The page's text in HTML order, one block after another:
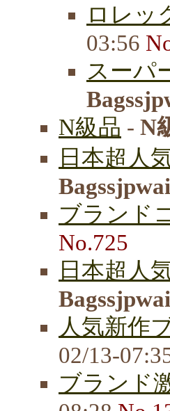
ロレッ
03:56
スーパ
N級品 - N
日本超人
ブランド
No.725
日本超人
人気新作
02/13-
ブランド